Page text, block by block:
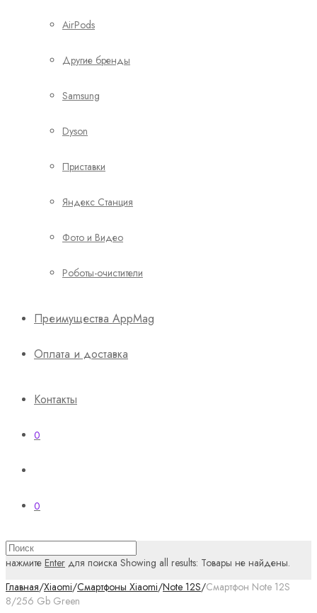
AirPods
Другие бренды
Samsung
Dyson
Приставки
Яндекс Станция
Фото и Видео
Роботы-очистители
Преимущества AppMag
Оплата и доставка
Контакты
0
0
нажмите Enter для поиска Showing all results: Товары не найдены.
Главная/Xiaomi/Смартфоны Xiaomi/Note 12S/Смартфон Note 12S
8/256 Gb Green